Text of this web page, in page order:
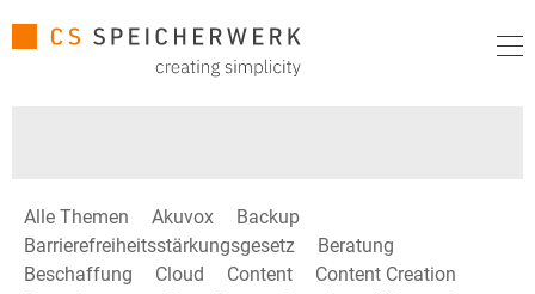
Alle Themen Akuvox
Backup
Barrierefreiheitsstärkungsgesetz
Beratung
Beschaffung
Cloud Content
Content Creation